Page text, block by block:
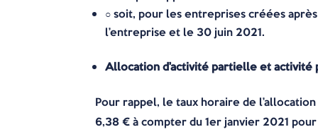
○ soit, pour les entreprises créées
l’entreprise et le 30 juin 2021.
Allocation d’activité partielle et
Pour rappel, le taux horaire de
6,38 € à compter du 1er janvier 2021